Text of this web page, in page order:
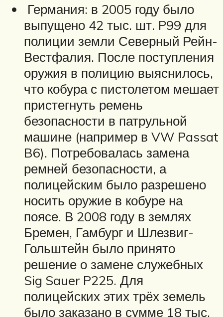
Германия: в 2005 году было
выпущено 42 тыс. шт. P99 для
полиции земли Северный Рейн-
Вестфалия. После поступления
оружия в полицию выяснилось,
что кобура с пистолетом мешает
пристегнуть ремень
безопасности в патрульной
машине (например в VW Passat
B6). Потребовалась замена
ремней безопасности, а
полицейским было разрешено
носить оружие в кобуре на
поясе. В 2008 году в землях
Бремен, Гамбург и Шлезвиг-
Гольштейн было принято
решение о замене служебных
Sig Sauer P225. Для
полицейских этих трёх земель
было заказано в сумме 18 тыс.